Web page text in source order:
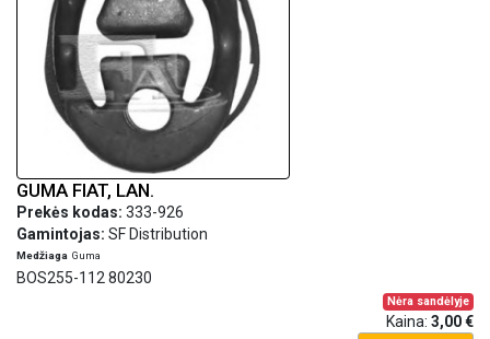
GUMA FIAT, LAN.
Prekės kodas: 333-926
Gamintojas: SF Distribution
Medžiaga Guma
BOS255-112 80230
Nėra sandėlyje
Kaina: 3,00 €